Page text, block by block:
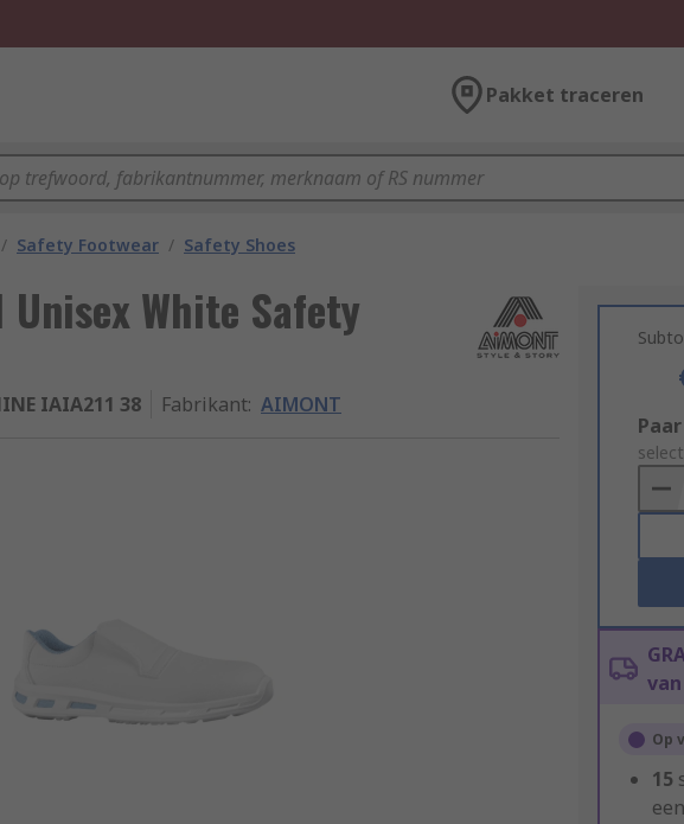
Pakket traceren
/ Safety Footwear / Safety Shoes
Unisex White Safety
IAIA211 38 Fabrikant: AIMONT
Add
to
Paar
Op
15